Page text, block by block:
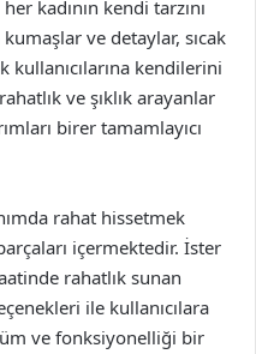
kadının kendi tarzını
ve detaylar, sıcak
kendilerini
ve şıklık arayanlar
birer tamamlayıcı
rahat hissetmek
içermektedir. İster
rahatlık sunan
ile kullanıcılara
ve fonksiyonelliği bir